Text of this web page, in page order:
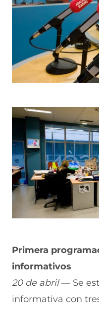
Primera
informativos
20 de abril— Se
informativa con